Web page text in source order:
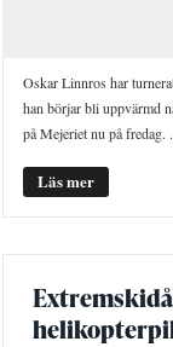
Oskar Linnros har
han börjar bli uppvärmd
på Mejeriet nu på fredag.
Läs mer